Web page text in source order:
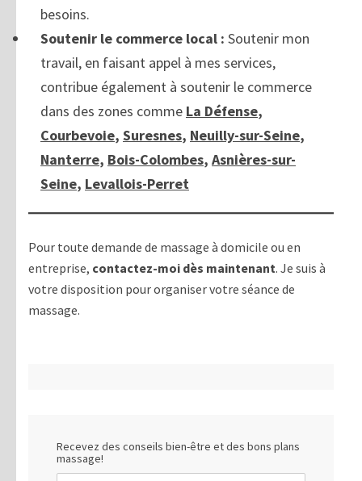
besoins.
Soutenir le commerce local : Soutenir mon
travail, en faisant appel à mes services,
contribue également à soutenir le commerce
dans des zones comme La Défense,
Courbevoie, Suresnes, Neuilly-sur-Seine,
Nanterre, Bois-Colombes, Asnières-sur-
Seine, Levallois-Perret
Pour toute demande de massage à domicile ou en
entreprise, contactez-moi dès maintenant. Je suis à
votre disposition pour organiser votre séance de
massage.
Recevez des conseils bien-être et des bons plans
massage!